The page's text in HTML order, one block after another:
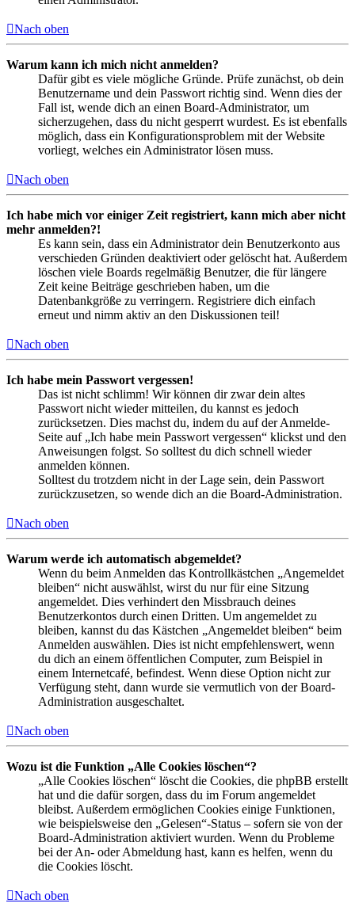
Nach oben
Warum kann ich mich nicht anmelden?
Dafür gibt es viele mögliche Gründe. Prüfe zunächst, ob dein
Benutzername und dein Passwort richtig sind. Wenn dies der
Fall ist, wende dich an einen Board-Administrator, um
sicherzugehen, dass du nicht gesperrt wurdest. Es ist ebenfalls
möglich, dass ein Konfigurationsproblem mit der Website
vorliegt, welches ein Administrator lösen muss.
Nach oben
Ich habe mich vor einiger Zeit registriert, kann mich aber nicht
mehr anmelden?!
Es kann sein, dass ein Administrator dein Benutzerkonto aus
verschieden Gründen deaktiviert oder gelöscht hat. Außerdem
löschen viele Boards regelmäßig Benutzer, die für längere
Zeit keine Beiträge geschrieben haben, um die
Datenbankgröße zu verringern. Registriere dich einfach
erneut und nimm aktiv an den Diskussionen teil!
Nach oben
Ich habe mein Passwort vergessen!
Das ist nicht schlimm! Wir können dir zwar dein altes
Passwort nicht wieder mitteilen, du kannst es jedoch
zurücksetzen. Dies machst du, indem du auf der Anmelde-
Seite auf „Ich habe mein Passwort vergessen“ klickst und den
Anweisungen folgst. So solltest du dich schnell wieder
anmelden können.
Solltest du trotzdem nicht in der Lage sein, dein Passwort
zurückzusetzen, so wende dich an die Board-Administration.
Nach oben
Warum werde ich automatisch abgemeldet?
Wenn du beim Anmelden das Kontrollkästchen „Angemeldet
bleiben“ nicht auswählst, wirst du nur für eine Sitzung
angemeldet. Dies verhindert den Missbrauch deines
Benutzerkontos durch einen Dritten. Um angemeldet zu
bleiben, kannst du das Kästchen „Angemeldet bleiben“ beim
Anmelden auswählen. Dies ist nicht empfehlenswert, wenn
du dich an einem öffentlichen Computer, zum Beispiel in
einem Internetcafé, befindest. Wenn diese Option nicht zur
Verfügung steht, dann wurde sie vermutlich von der Board-
Administration ausgeschaltet.
Nach oben
Wozu ist die Funktion „Alle Cookies löschen“?
„Alle Cookies löschen“ löscht die Cookies, die phpBB erstellt
hat und die dafür sorgen, dass du im Forum angemeldet
bleibst. Außerdem ermöglichen Cookies einige Funktionen,
wie beispielsweise den „Gelesen“-Status – sofern sie von der
Board-Administration aktiviert wurden. Wenn du Probleme
bei der An- oder Abmeldung hast, kann es helfen, wenn du
die Cookies löscht.
Nach oben